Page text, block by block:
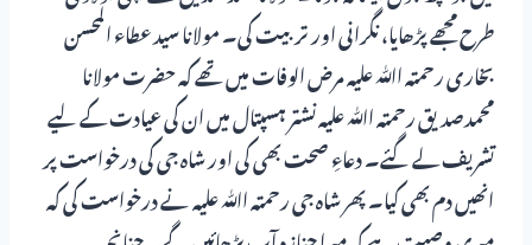
طرح مجھے پڑھایا، نگرانی اور تربیت کی۔ مولانا سید عطاء المحسن
بخاری رحمتہ اﷲ علیہ مرض الوفات میں تھے کہ حضرت مولانا
محمدصدیق رحمتہ اﷲ علیہ نشتر ہسپتال میں ان کی عیادت کے لیے
تشریف لے گئے۔ دعاءِ صحت بھی کی اور شاہ جی کی درخواست پر
انھیں دم بھی کیا۔ پھر شاہ جی رحمتہ اﷲ علیہ نے درخواست کی کہ